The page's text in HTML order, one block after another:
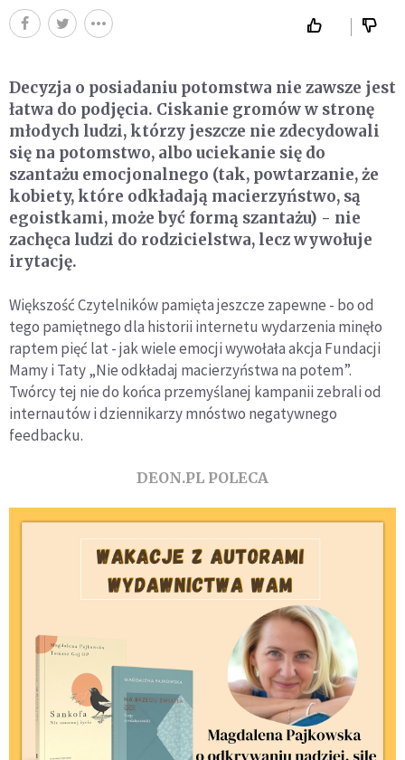
Decyzja o posiadaniu potomstwa nie zawsze jest
łatwa do podjęcia. Ciskanie gromów w stronę
młodych ludzi, którzy jeszcze nie zdecydowali
się na potomstwo, albo uciekanie się do
szantażu emocjonalnego (tak, powtarzanie, że
kobiety, które odkładają macierzyństwo, są
egoistkami, może być formą szantażu) - nie
zachęca ludzi do rodzicielstwa, lecz wywołuje
irytację.
Większość Czytelników pamięta jeszcze zapewne - bo od
tego pamiętnego dla historii internetu wydarzenia minęło
raptem pięć lat - jak wiele emocji wywołała akcja Fundacji
Mamy i Taty „Nie odkładaj macierzyństwa na potem”.
Twórcy tej nie do końca przemyślanej kampanii zebrali od
internautów i dziennikarzy mnóstwo negatywnego
feedbacku.
DEON.PL POLECA